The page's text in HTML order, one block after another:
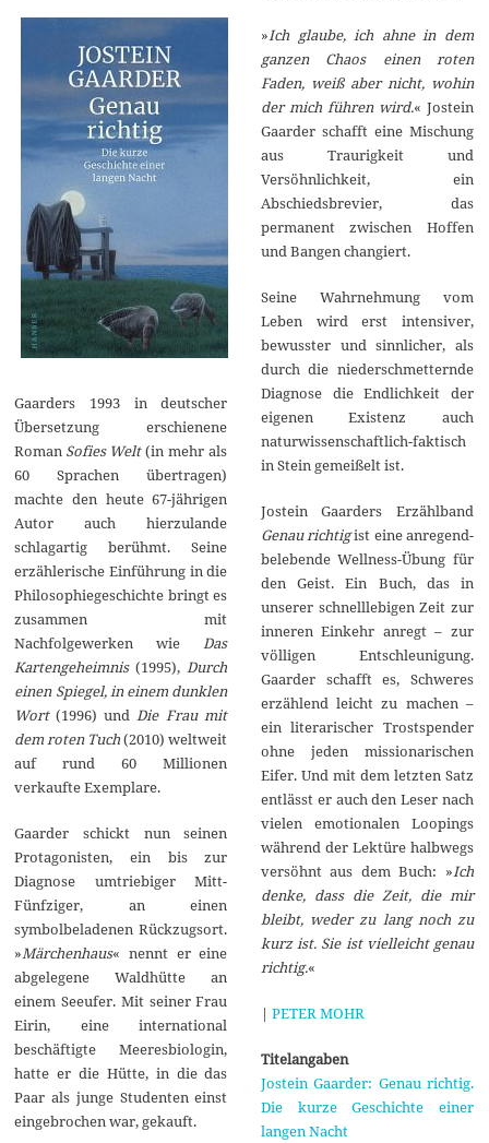
Gaarders 1993 in deutscher
Übersetzung erschienene
Roman Sofies Welt(in mehr als
60 Sprachen übertragen)
machte den heute 67-jährigen
Autor auch hierzulande
schlagartig berühmt. Seine
erzählerische Einführung in die
Philosophiegeschichte bringt es
zusammen mit
Nachfolgewerken wieDas
Kartengeheimnis(1995),Durch
einen Spiegel, in einem dunklen
Wort(1996) undDie Frau mit
dem roten Tuch(2010) weltweit
auf rund 60 Millionen
verkaufte Exemplare.
Gaarder schickt nun seinen
Protagonisten, ein bis zur
Diagnose umtriebiger Mitt-
Fünfziger, an einen
symbolbeladenen Rückzugsort.
»Märchenhaus« nennt er eine
abgelegene Waldhütte an
einem Seeufer. Mit seiner Frau
Eirin, eine international
beschäftigte Meeresbiologin,
hatte er die Hütte, in die das
Paar als junge Studenten einst
eingebrochen war, gekauft.
»Ich glaube, ich ahne in dem
ganzen Chaos einen roten
Faden, weiß aber nicht, wohin
der mich führen wird.« Jostein
Gaarder schafft eine Mischung
aus Traurigkeit und
Versöhnlichkeit, ein
Abschiedsbrevier, das
permanent zwischen Hoffen
und Bangen changiert.
Seine Wahrnehmung vom
Leben wird erst intensiver,
bewusster und sinnlicher, als
durch die niederschmetternde
Diagnose die Endlichkeit der
eigenen Existenz auch
naturwissenschaftlich-faktisch
in Stein gemeißelt ist.
Jostein Gaarders Erzählband
Genau richtigist eine anregend-
belebende Wellness-Übung für
den Geist. Ein Buch, das in
unserer schnelllebigen Zeit zur
inneren Einkehr anregt – zur
völligen Entschleunigung.
Gaarder schafft es, Schweres
erzählend leicht zu machen –
ein literarischer Trostspender
ohne jeden missionarischen
Eifer. Und mit dem letzten Satz
entlässt er auch den Leser nach
vielen emotionalen Loopings
während der Lektüre halbwegs
versöhnt aus dem Buch: »Ich
denke, dass die Zeit, die mir
bleibt, weder zu lang noch zu
kurz ist. Sie ist vielleicht genau
richtig.«
| PETER MOHR
Titelangaben
Jostein Gaarder: Genau richtig.
Die kurze Geschichte einer
langen Nacht